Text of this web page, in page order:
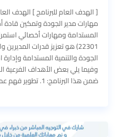
[ الهدف العام للبرنامج ] الهدف
مهارات مدير الجودة وتمكين قادة
22301) هو تعزيز قدرات
الجودة والتنمية المستدامة وإدارة
وفيما يلي بعض الأهداف الفرعية
ضمن هذا البرنامج: 1. تطوير فهم عميق لأهمية الجودة